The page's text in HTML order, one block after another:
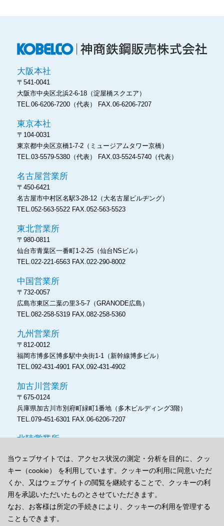
当ウェブサイトでは、アクセス状況の測定・分析を目的に、クッ
キー（cookie） を利用しています。クッキーの利用に同意いただ
くか、又はウェブサイトの閲覧を継続することで、クッキーの利
用を承認いただいたものとさせていただきます。
なお、お客様は所定の手続きにより、クッキーの利用を管理する
こともできます。
大阪本社
〒541-0041
大阪市中央区北浜2-6-18（淀屋橋スクエア）
TEL.06-6206-7200（代表）
FAX.06-6206-7207
東京本社
〒104-0031
東京都中央区京橋1-7-2（ミュージアムタワー京橋）
TEL.03-5579-5380（代表）
FAX.03-5524-5740（代表）
名古屋営業所
〒450-6421
名古屋市中村区名駅3-28-12（大名古屋ビルヂング）
TEL.052-563-5522FAX.052-563-5523
東北営業所
〒980-0811
仙台市青葉区一番町1-2-25（仙台NSビル）
TEL.022-221-6563FAX.022-290-8002
中国営業所
〒732-0057
広島市東区二葉の里3-5-7（GRANODE広島）
TEL.082-258-5319FAX.082-258-5360
九州営業所
〒812-0012
福岡市博多区博多駅中央街1-1（新幹線博多ビル）
TEL.092-431-4901FAX.092-431-4902
加古川営業所
〒675-0124
兵庫県加古川市別府町緑町1番地（多木ビルディング3階）
TEL.079-451-6301FAX.06-6206-7207
北陸営業所
富山市桜橋通り3‐1（富山電気ビルディング本館）
TEL.076-486-8171FAX.06-6206-7207